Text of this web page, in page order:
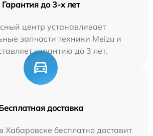
Гарантия до 3-х лет
центр устанавливает
запчасти техники Meizu и
гарантию до 3 лет.
доставка
Хабаровске бесплатно доставит